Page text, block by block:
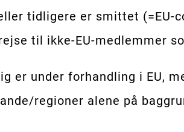
tidligere er smittet (=EU-
til ikke-EU-medlemmer
er under forhandling i EU,
regioner alene på